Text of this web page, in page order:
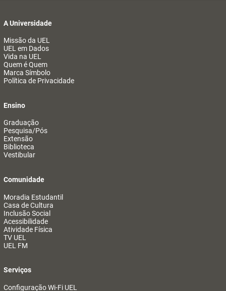
A Universidade
Missão da UEL
UEL em Dados
Vida na UEL
Quem é Quem
Marca Símbolo
Política de Privacidade
Ensino
Graduação
Pesquisa/Pós
Extensão
Biblioteca
Vestibular
Comunidade
Moradia Estudantil
Casa de Cultura
Inclusão Social
Acessibilidade
Atividade Física
TV UEL
UEL FM
Serviços
Configuração Wi-Fi UEL